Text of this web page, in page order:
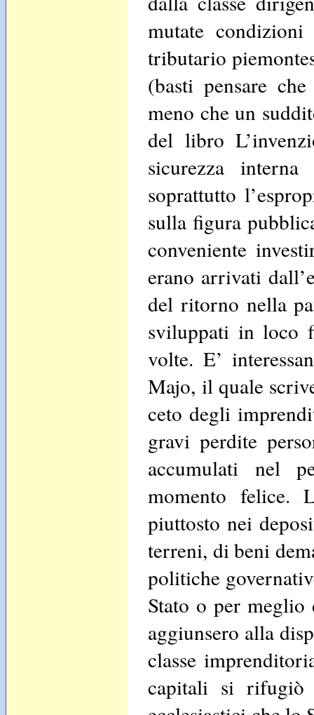
mutate condizioni
tributario
(basti pensare
meno che un
del libro
sicurezza
soprattutto
sulla figura
conveniente
erano arrivati
del ritorno nella
sviluppati in loco
volte. E’
Majo, il quale
ceto degli
gravi perdite
accumulati nel
momento felice.
piuttosto nei
terreni, di beni
politiche
Stato o per meglio
aggiunsero alla
classe
capitali si rifugiò